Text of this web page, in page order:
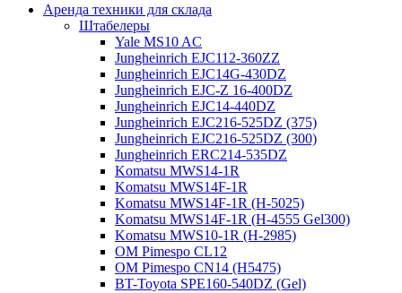
Аренда техники для склада
Штабелеры
Yale MS10 AC
Jungheinrich EJC112-360ZZ
Jungheinrich EJC14G-430DZ
Jungheinrich EJC-Z 16-400DZ
Jungheinrich EJC14-440DZ
Jungheinrich EJC216-525DZ (375)
Jungheinrich EJC216-525DZ (300)
Jungheinrich ERC214-535DZ
Komatsu MWS14-1R
Komatsu MWS14F-1R
Komatsu MWS14F-1R (H-5025)
Komatsu MWS14F-1R (H-4555 Gel300)
Komatsu MWS10-1R (Н-2985)
OM Pimespo CL12
OM Pimespo CN14 (Н5475)
BT-Toyota SPE160-540DZ (Gel)